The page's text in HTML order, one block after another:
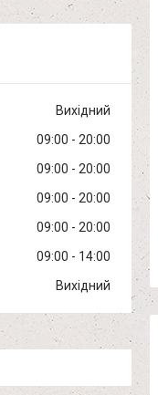
Вихідний
09:00
20:00
09:00
20:00
09:00
20:00
09:00
20:00
09:00
14:00
Вихідний